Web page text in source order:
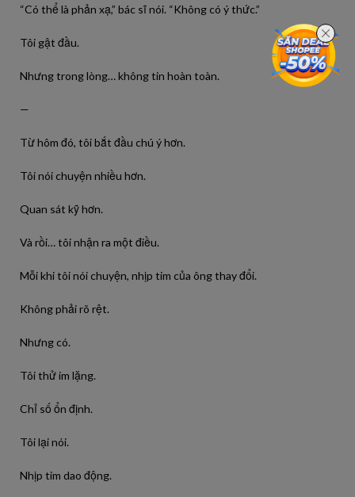
“Có thể là phản xạ,” bác sĩ nói. “Không có ý thức.”
Tôi gật đầu.
Nhưng trong lòng… không tin hoàn toàn.
—
Từ hôm đó, tôi bắt đầu chú ý hơn.
Tôi nói chuyện nhiều hơn.
Quan sát kỹ hơn.
Và rồi… tôi nhận ra một điều.
Mỗi khi tôi nói chuyện, nhịp tim của ông thay đổi.
Không phải rõ rệt.
Nhưng có.
Tôi thử im lặng.
Chỉ số ổn định.
Tôi lại nói.
Nhịp tim dao động.